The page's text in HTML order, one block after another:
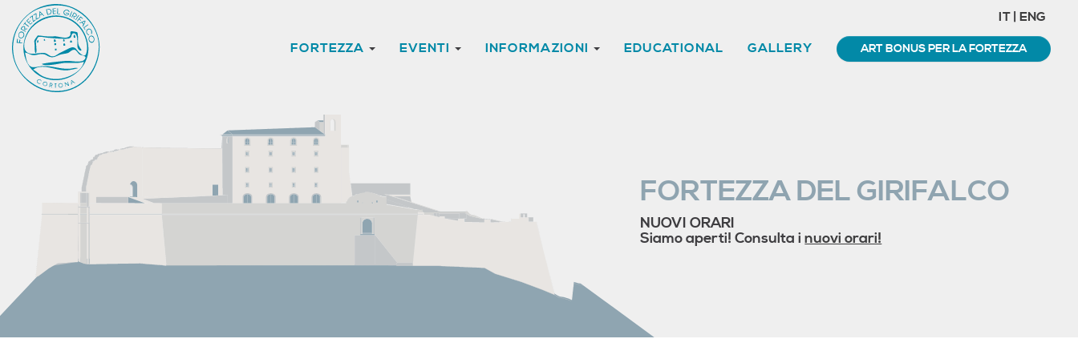
IT ENG
FORTEZZA
EVENTI INFORMAZIONI EDUCATIONAL GALLERY
FORTEZZA DEL GIRIFALCO
NUOVI ORARI
Siamo aperti! Consulta inuovi orari!